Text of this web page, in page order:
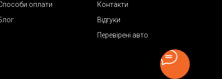
оплати
Контакти
Відгуки
Перевірені авто